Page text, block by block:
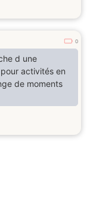
0
d une
activités en
de moments